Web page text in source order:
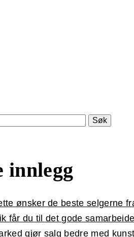
innlegg
ønsker de beste selgerne
får du til det gode
gjør salg bedre med